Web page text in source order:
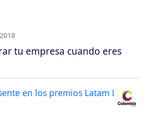
tu empresa cuando eres